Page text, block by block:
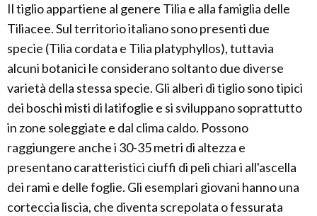
Il tiglio appartiene al genere Tilia e alla famiglia delle
Tiliacee. Sul territorio italiano sono presenti due
specie (Tilia cordata e Tilia platyphyllos), tuttavia
alcuni botanici le considerano soltanto due diverse
varietà della stessa specie. Gli alberi di tiglio sono tipici
dei boschi misti di latifoglie e si sviluppano soprattutto
in zone soleggiate e dal clima caldo. Possono
raggiungere anche i 30-35 metri di altezza e
presentano caratteristici ciuffi di peli chiari all'ascella
dei rami e delle foglie. Gli esemplari giovani hanno una
corteccia liscia, che diventa screpolata o fessurata